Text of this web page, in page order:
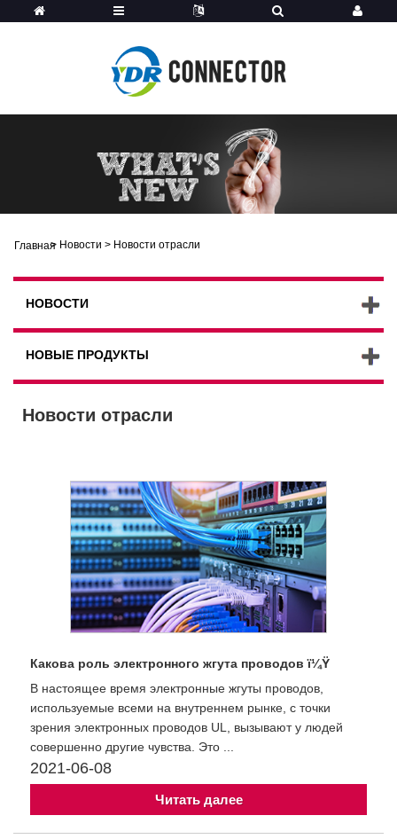
Главная
> Новости > Новости отрасли
НОВОСТИ
НОВЫЕ ПРОДУКТЫ
Новости отрасли
Какова роль электронного жгута проводов ï¼Ÿ
В настоящее время электронные жгуты проводов,
используемые всеми на внутреннем рынке, с точки
зрения электронных проводов UL, вызывают у людей
совершенно другие чувства. Это ...
2021-06-08
Читать далее